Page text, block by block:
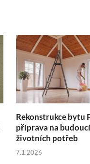
Rekonstrukce bytu
příprava na
životních potřeb
7.1.2026